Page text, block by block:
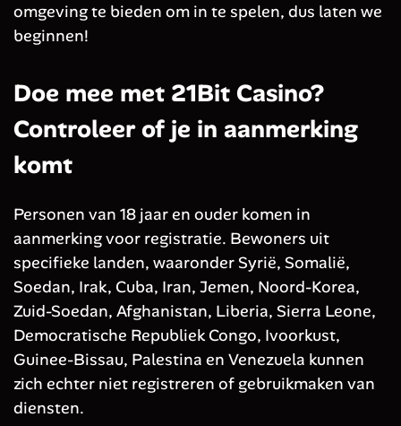
omgeving te bieden om in te spelen, dus laten we
beginnen!
Doe mee met 21Bit Casino?
Controleer of je in aanmerking
komt
Personen van 18 jaar en ouder komen in
aanmerking voor registratie. Bewoners uit
specifieke landen, waaronder Syrië, Somalië,
Soedan, Irak, Cuba, Iran, Jemen, Noord-Korea,
Zuid-Soedan, Afghanistan, Liberia, Sierra Leone,
Democratische Republiek Congo, Ivoorkust,
Guinee-Bissau, Palestina en Venezuela kunnen
zich echter niet registreren of gebruikmaken van
diensten.